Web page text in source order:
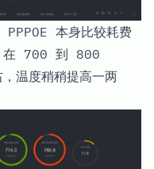
本身比较耗费
在 700 到 800
温度稍稍提高一两